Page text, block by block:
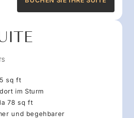
sq ft
im Sturm
78 sq ft
und begehbarer